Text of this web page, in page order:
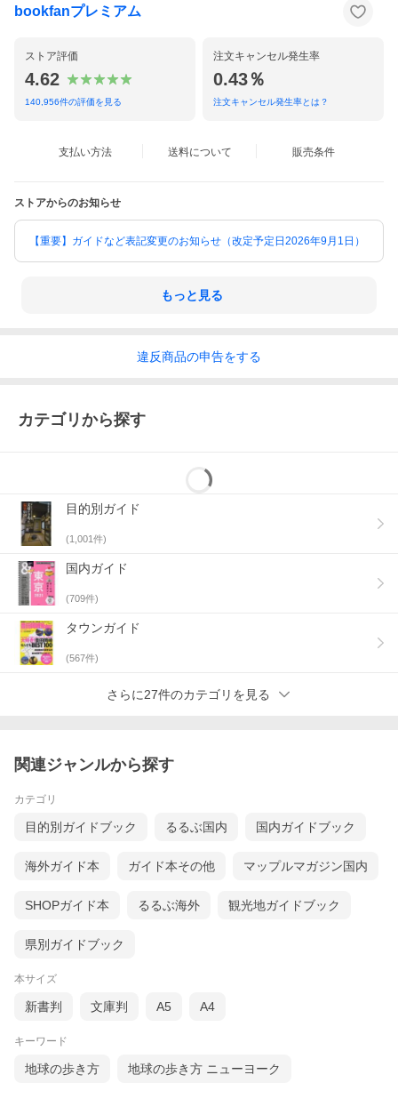
bookfanプレミアム
ストア評価
4.62
140,956件の評価を見る
注文キャンセル発生率
0.43％
注文キャンセル発生率とは？
支払い方法 送料について 販売条件
ストアからのお知らせ
【重要】ガイドなど表記変更のお知らせ（改定予定日2026年9月1日）
もっと見る
違反商品の申告をする
カテゴリから探す
目的別ガイド
(1,001件)
国内ガイド
(709件)
タウンガイド
(567件)
さらに27件のカテゴリを見る
関連ジャンルから探す
カテゴリ
目的別ガイドブック るるぶ国内 国内ガイドブック
海外ガイド本 ガイド本その他 マップルマガジン国内
SHOPガイド本 るるぶ海外 観光地ガイドブック
県別ガイドブック
本サイズ
新書判 文庫判 A5 A4
キーワード
地球の歩き方 地球の歩き方 ニューヨーク